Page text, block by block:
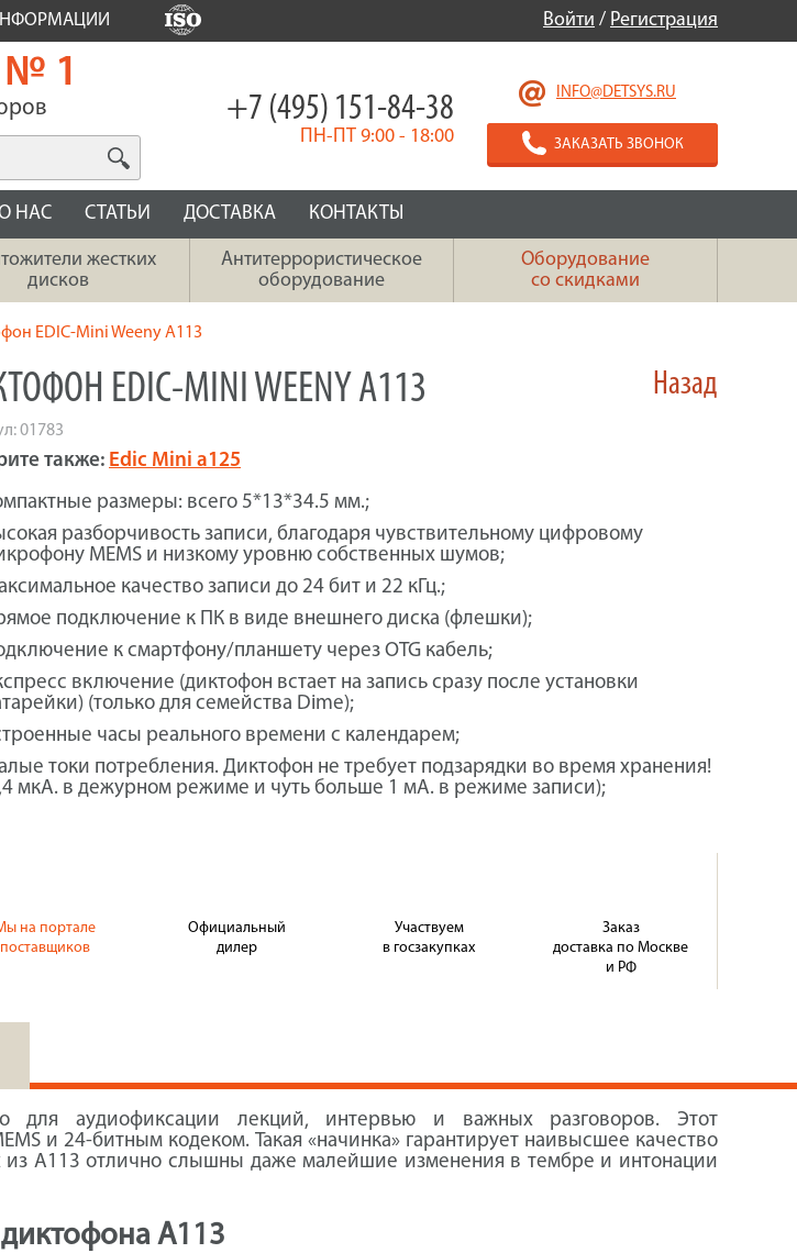
Войти / Регистрация
1 INFO@DETSYS.RU
ЗАКАЗАТЬ ЗВОНОК
+7 (495) 151-84-38
ПН-ПТ 9:00 - 18:00
НАС СТАТЬИ ДОСТАВКА КОНТАКТЫ
жестких
дисков
Антитеррористическое
оборудование
Оборудование
со скидками
EDIC-Mini Weeny A113
Назад
EDIC-MINI WEENY A113
01783
также: Edic Mini a125
размеры: всего 5*13*34.5 мм.;
разборчивость записи, благодаря чувствительному цифровому
MEMS и низкому уровню собственных шумов;
качество записи до 24 бит и 22 кГц.;
подключение к ПК в виде внешнего диска (флешки);
к смартфону/планшету через OTG кабель;
включение (диктофон встает на запись сразу после установки
(только для семейства Dime);
часы реального времени с календарем;
токи потребления. Диктофон не требует подзарядки во время хранения!
мкА. в дежурном режиме и чуть больше 1 мА. в режиме записи);
на портале
поставщиков
Официальный
дилер
Участвуем
в госзакупках
Заказ
доставка по Москве
и РФ
для аудиофиксации лекций, интервью и важных разговоров. Этот
и 24-битным кодеком. Такая «начинка» гарантирует наивысшее качество
из А113 отлично слышны даже малейшие изменения в тембре и интонации
А113